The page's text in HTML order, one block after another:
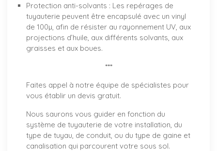
Protection anti-solvants : Les repérages de
tuyauterie peuvent être encapsulé avec un vinyl
de 100µ, afin de résister au rayonnement UV, aux
projections d’huile, aux différents solvants, aux
graisses et aux boues.
***
Faites appel à notre équipe de spécialistes pour
vous établir un devis gratuit.
Nous saurons vous guider en fonction du
système de tuyauterie de votre installation, du
type de tuyau, de conduit, ou du type de gaine et
canalisation qui parcourent votre sous sol.